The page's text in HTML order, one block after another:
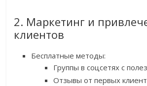
2. Маркетинг и
клиентов
Бесплатные методы:
Группы в соцсетях с
Отзывы от первых